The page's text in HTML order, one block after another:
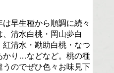
早生種から順調に続々
清水白桃・岡山夢白
清水・勘助白桃・なつ
かり…などなど。桃の種
のでぜひ色々お味見下